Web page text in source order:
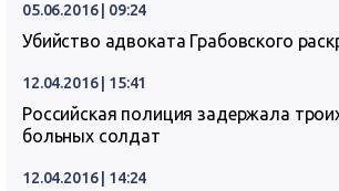
05.06.2016 | 09:24
Убийство адвоката Грабовского
12.04.2016 | 15:41
Российская полиция задержала
больных солдат
12.04.2016 | 14:24